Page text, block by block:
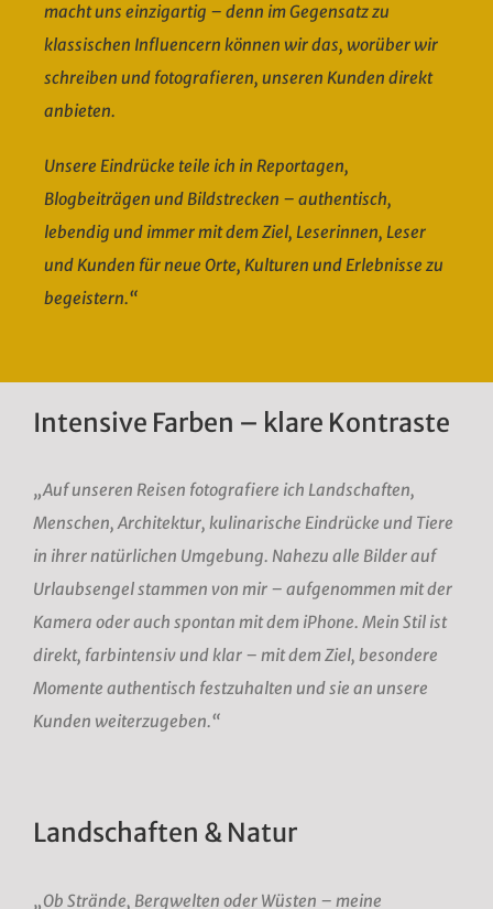
macht uns einzigartig – denn im Gegensatz zu
klassischen Influencern können wir das, worüber wir
schreiben und fotografieren, unseren Kunden direkt
anbieten.
Unsere Eindrücke teile ich in Reportagen,
Blogbeiträgen und Bildstrecken – authentisch,
lebendig und immer mit dem Ziel, Leserinnen, Leser
und Kunden für neue Orte, Kulturen und Erlebnisse zu
begeistern.“
Intensive Farben – klare Kontraste
„Auf unseren Reisen fotografiere ich Landschaften,
Menschen, Architektur, kulinarische Eindrücke und Tiere
in ihrer natürlichen Umgebung. Nahezu alle Bilder auf
Urlaubsengel stammen von mir – aufgenommen mit der
Kamera oder auch spontan mit dem iPhone. Mein Stil ist
direkt, farbintensiv und klar – mit dem Ziel, besondere
Momente authentisch festzuhalten und sie an unsere
Kunden weiterzugeben.“
Landschaften & Natur
„Ob Strände, Bergwelten oder Wüsten – meine